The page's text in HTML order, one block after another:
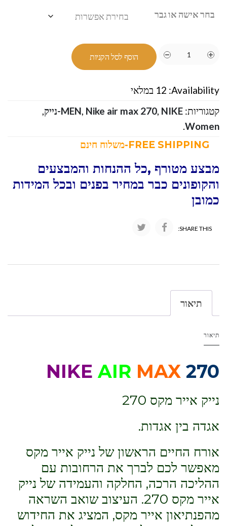
בחר אישה או גבר
הוסף לסל הקניות
Availability: 12 במלאי
קטגוריות:
MEN, Nike air max 270, NIKE-נייק
,
Women
.
מבצע מטורף ,כל ההנחות והמבצעים
והקופונים כבר במחיר בפנים ובכל המידות
כמובן
SHARE THIS:
תיאור
תיאור
NIKE AIR MAX 270
נייק אייר מקס 270
אגדה בין אגדות.
אורח החיים הראשון של נייק אייר מקס
מאפשר לכם לברך את הרחובות עם
ההליכה הרכה, החלקה והעמידה של נייק
אייר מקס 270. העיצוב שואב השראה
מהפנתיאון אייר מקס, המציג את החידוש